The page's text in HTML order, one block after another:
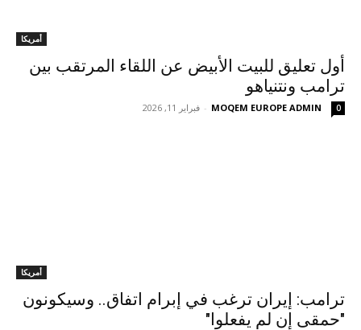
أمريكا
أول تعليق للبيت الأبيض عن اللقاء المرتقب بين
ترامب ونتنياهو
MOQEM EUROPE ADMIN
- فبراير 11, 2026 0
أمريكا
ترامب: إيران ترغب في إبرام اتفاق.. وسيكونون
"حمقى إن لم يفعلوا"